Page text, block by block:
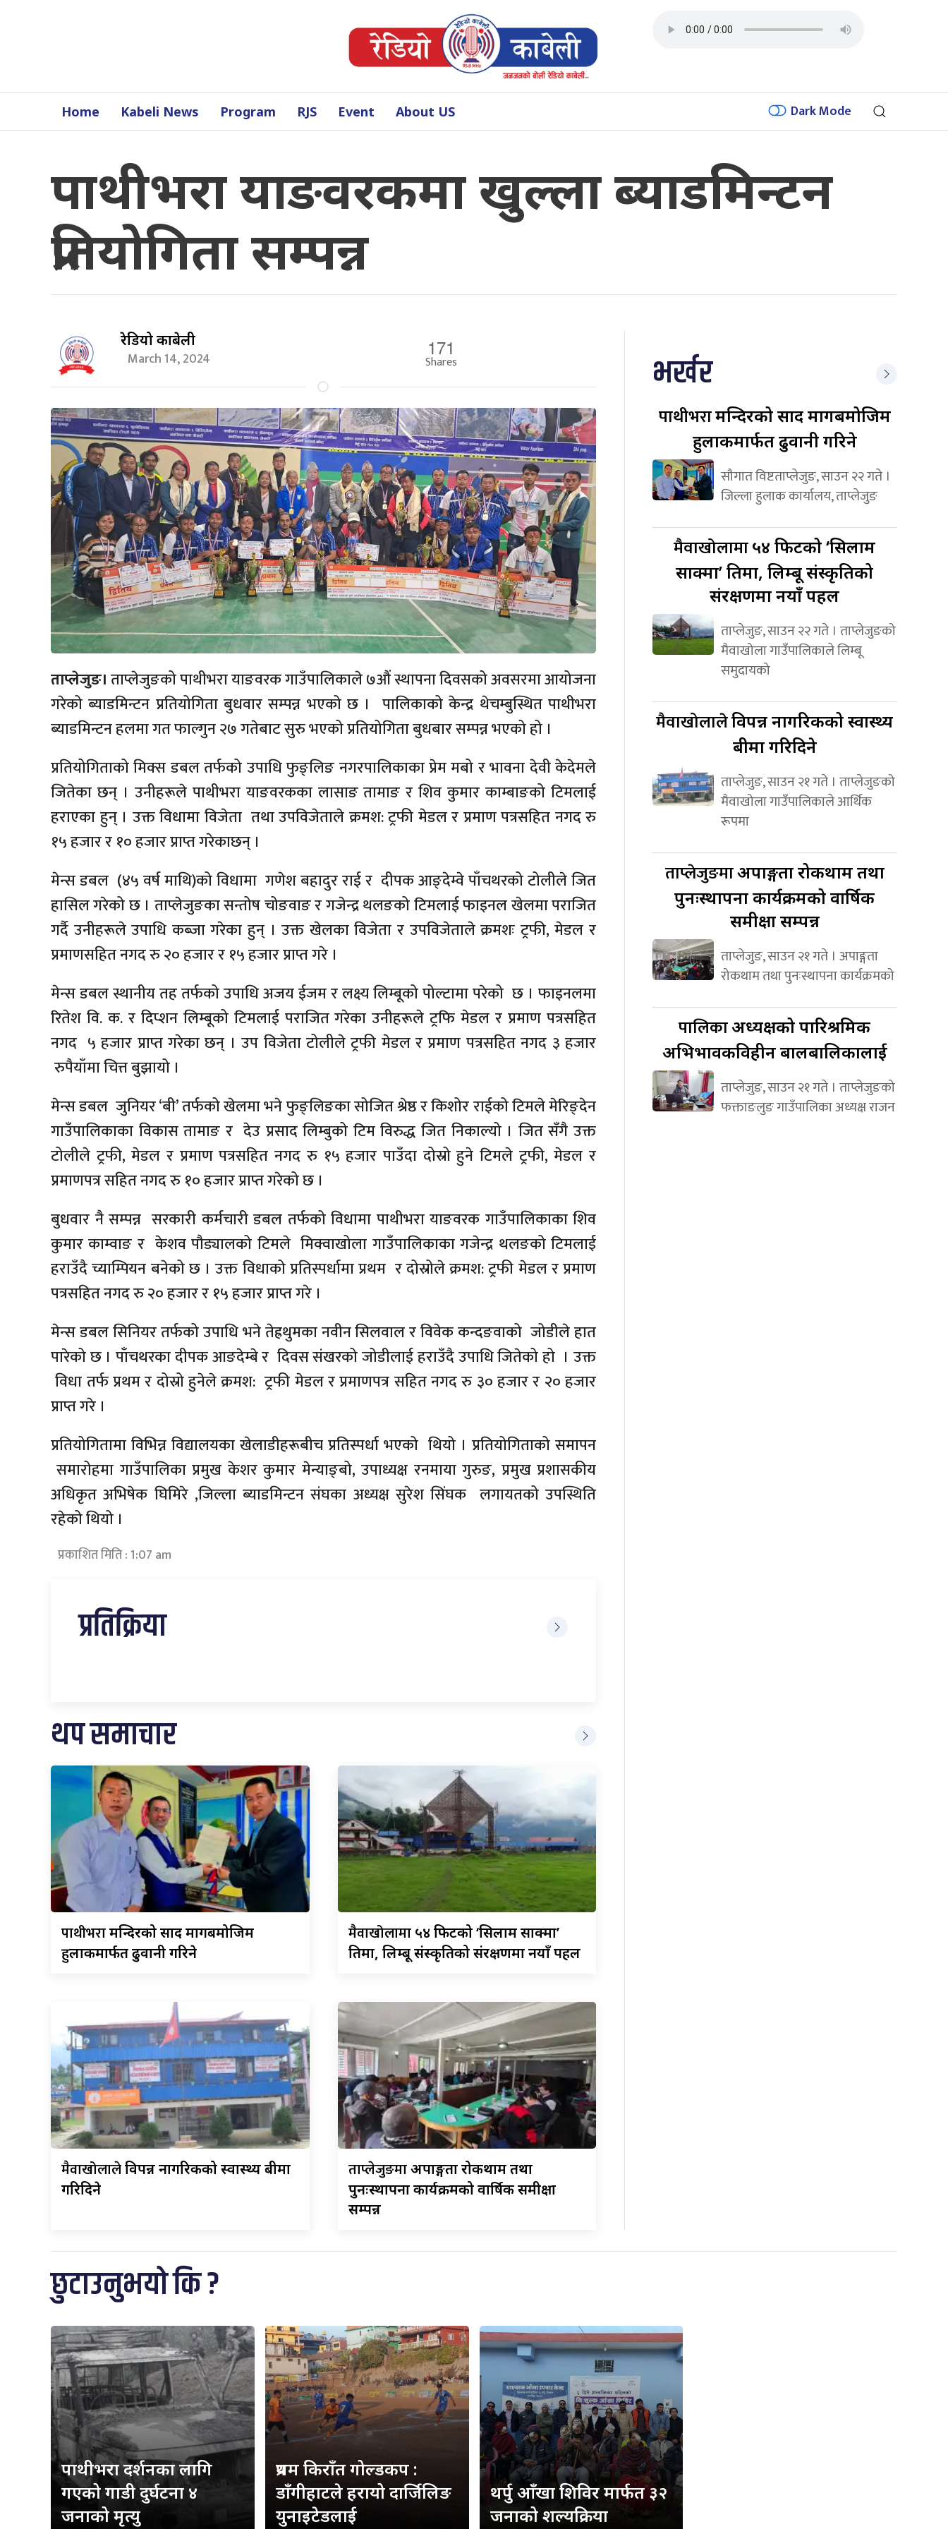
Home Kabeli News Program RJS Event About US Dark Mode
पाथीभरा याङवरकमा खुल्ला ब्याडमिन्टन
प्रतियोगिता सम्पन्न
रेडियो काबेली
March 14, 2024
171
Shares
ताप्लेजुङ।ताप्लेजुङको पाथीभरा याङवरक गाउँपालिकाले ७औं स्थापना दिवसको अवसरमा आयोजना
गरेको ब्याडमिन्टन प्रतियोगिता बुधवार सम्पन्न भएको छ । पालिकाको केन्द्र थेचम्बुस्थित पाथीभरा
ब्याडमिन्टन हलमा गत फाल्गुन २७ गतेबाट सुरु भएको प्रतियोगिता बुधबार सम्पन्न भएको हो ।
प्रतियोगिताको मिक्स डबल तर्फको उपाधि फुङ्लिङ नगरपालिकाका प्रेम मबो र भावना देवी केदेमले
जितेका छन् । उनीहरूले पाथीभरा याङवरकका लासाङ तामाङ र शिव कुमार काम्बाङको टिमलाई
हराएका हुन् । उक्त विधामा विजेता तथा उपविजेताले क्रमश: ट्रफी मेडल र प्रमाण पत्रसहित नगद रु
१५ हजार र १० हजार प्राप्त गरेकाछन् ।
मेन्स डबल (४५ वर्ष माथि)को विधामा गणेश बहादुर राई र दीपक आङ्देम्वे पाँचथरको टोलीले जित
हासिल गरेको छ । ताप्लेजुङका सन्तोष चोङवाङ र गजेन्द्र थलङको टिमलाई फाइनल खेलमा पराजित
गर्दै उनीहरूले उपाधि कब्जा गरेका हुन् । उक्त खेलका विजेता र उपविजेताले क्रमशः ट्रफी, मेडल र
प्रमाणसहित नगद रु २० हजार र १५ हजार प्राप्त गरे ।
मेन्स डबल स्थानीय तह तर्फको उपाधि अजय ईजम र लक्ष्य लिम्बूको पोल्टामा परेको छ । फाइनलमा
रितेश वि. क. र दिप्शन लिम्बूको टिमलाई पराजित गरेका उनीहरूले ट्रफि मेडल र प्रमाण पत्रसहित
नगद ५ हजार प्राप्त गरेका छन् । उप विजेता टोलीले ट्रफी मेडल र प्रमाण पत्रसहित नगद ३ हजार
रुपैयाँमा चित्त बुझायो ।
मेन्स डबल जुनियर ‘बी’ तर्फको खेलमा भने फुङ्लिङका सोजित श्रेष्ठ र किशोर राईको टिमले मेरिङ्देन
गाउँपालिकाका विकास तामाङ र देउ प्रसाद लिम्बुको टिम विरुद्ध जित निकाल्यो । जित सँगै उक्त
टोलीले ट्रफी, मेडल र प्रमाण पत्रसहित नगद रु १५ हजार पाउँदा दोस्रो हुने टिमले ट्रफी, मेडल र
प्रमाणपत्र सहित नगद रु १० हजार प्राप्त गरेको छ ।
बुधवार नै सम्पन्न सरकारी कर्मचारी डबल तर्फको विधामा पाथीभरा याङवरक गाउँपालिकाका शिव
कुमार काम्वाङ र केशव पौड्यालको टिमले मिक्वाखोला गाउँपालिकाका गजेन्द्र थलङको टिमलाई
हराउँदै च्याम्पियन बनेको छ । उक्त विधाको प्रतिस्पर्धामा प्रथम र दोस्रोले क्रमश: ट्रफी मेडल र प्रमाण
पत्रसहित नगद रु २० हजार र १५ हजार प्राप्त गरे ।
मेन्स डबल सिनियर तर्फको उपाधि भने तेह्रथुमका नवीन सिलवाल र विवेक कन्दङवाको जोडीले हात
पारेको छ । पाँचथरका दीपक आङदेम्बे र दिवस संखरको जोडीलाई हराउँदै उपाधि जितेको हो । उक्त
विधा तर्फ प्रथम र दोस्रो हुनेले क्रमश: ट्रफी मेडल र प्रमाणपत्र सहित नगद रु ३० हजार र २० हजार
प्राप्त गरे ।
प्रतियोगितामा विभिन्न विद्यालयका खेलाडीहरूबीच प्रतिस्पर्धा भएको थियो । प्रतियोगिताको समापन
समारोहमा गाउँपालिका प्रमुख केशर कुमार मेन्याङ्बो, उपाध्यक्ष रनमाया गुरुङ, प्रमुख प्रशासकीय
अधिकृत अभिषेक घिमिरे ,जिल्ला ब्याडमिन्टन संघका अध्यक्ष सुरेश सिंघक लगायतको उपस्थिति
रहेको थियो ।
प्रकाशित मिति : 1:07 am
प्रतिक्रिया
थप समाचार
पाथीभरामन्दिरको प्रसाद मागबमोजिम
हुलाकमार्फत ढुवानी गरिने
मैवाखोलामा ५४ फिटको ‘सिलाम साक्मा’
प्रतिमा, लिम्बू संस्कृतिको संरक्षणमा नयाँ पहल
मैवाखोलालेविपन्न नागरिकको स्वास्थ्य बीमा
गरिदिने
ताप्लेजुङमाअपाङ्गता रोकथाम तथा
पुनःस्थापना कार्यक्रमको वार्षिक समीक्षा
सम्पन्न
भर्खर
पाथीभरामन्दिरको प्रसाद मागबमोजिम
हुलाकमार्फत ढुवानी गरिने
सौगात विष्टताप्लेजुङ, साउन २२ गते ।
जिल्ला हुलाक कार्यालय, ताप्लेजुङ
मैवाखोलामा५४ फिटको ‘सिलाम
साक्मा’ प्रतिमा, लिम्बू संस्कृतिको
संरक्षणमा नयाँ पहल
ताप्लेजुङ, साउन २२ गते । ताप्लेजुङको
मैवाखोला गाउँपालिकाले लिम्बू
समुदायको
मैवाखोलालेविपन्न नागरिकको स्वास्थ्य
बीमा गरिदिने
ताप्लेजुङ, साउन २१ गते । ताप्लेजुङको
मैवाखोला गाउँपालिकाले आर्थिक
रूपमा
ताप्लेजुङमाअपाङ्गता रोकथाम तथा
पुनःस्थापना कार्यक्रमको वार्षिक
समीक्षा सम्पन्न
ताप्लेजुङ, साउन २१ गते । अपाङ्गता
रोकथाम तथा पुनःस्थापना कार्यक्रमको
पालिकाअध्यक्षको पारिश्रमिक
अभिभावकविहीन बालबालिकालाई
ताप्लेजुङ, साउन २१ गते । ताप्लेजुङको
फक्ताङलुङ गाउँपालिका अध्यक्ष राजन
छुटाउनुभयो कि ?
पाथीभरा दर्शनका लागि
गएको गाडी दुर्घटना ४
जनाको मृत्यु
प्रथम किराँत गोल्डकप :
डाँगीहाटले हरायो दार्जिलिङ
युनाइटेडलाई
थर्पु आँखा शिविर मार्फत ३२
जनाको शल्यक्रिया